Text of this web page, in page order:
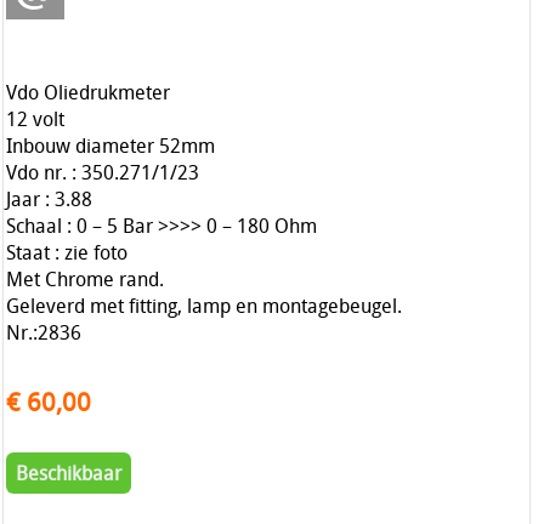
Vdo Oliedrukmeter
12 volt
Inbouw diameter 52mm
Vdo nr. : 350.271/1/23
Jaar : 3.88
Schaal : 0 – 5 Bar >>>> 0 – 180 Ohm
Staat : zie foto
Met Chrome rand.
Geleverd met fitting, lamp en montagebeugel.
Nr.:2836
€ 60,00
Beschikbaar